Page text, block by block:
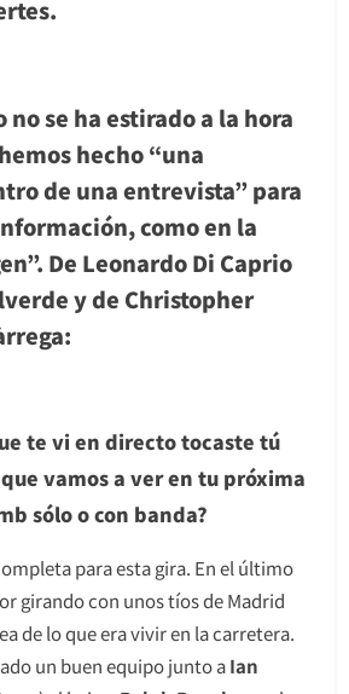
no se ha estirado a la hora
hecho “una
de una entrevista” para
como en la
De Leonardo Di Caprio
y de Christopher
te vi en directo tocaste tú
vamos a ver en tu próxima
sólo o con banda?
para esta gira. En el último
girando con unos tíos de Madrid
de lo que era vivir en la carretera.
un buen equipo junto aIan